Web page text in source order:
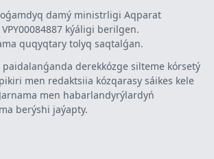
damý ministrligi Aqparat
kýáligi berilgen.
quqyqtary tolyq saqtalǵan.
derekkózge silteme kórsetý
men redaktsiia kózqarasy sáikes kele
men habarlandyrýlardyń
berýshi jaýapty.